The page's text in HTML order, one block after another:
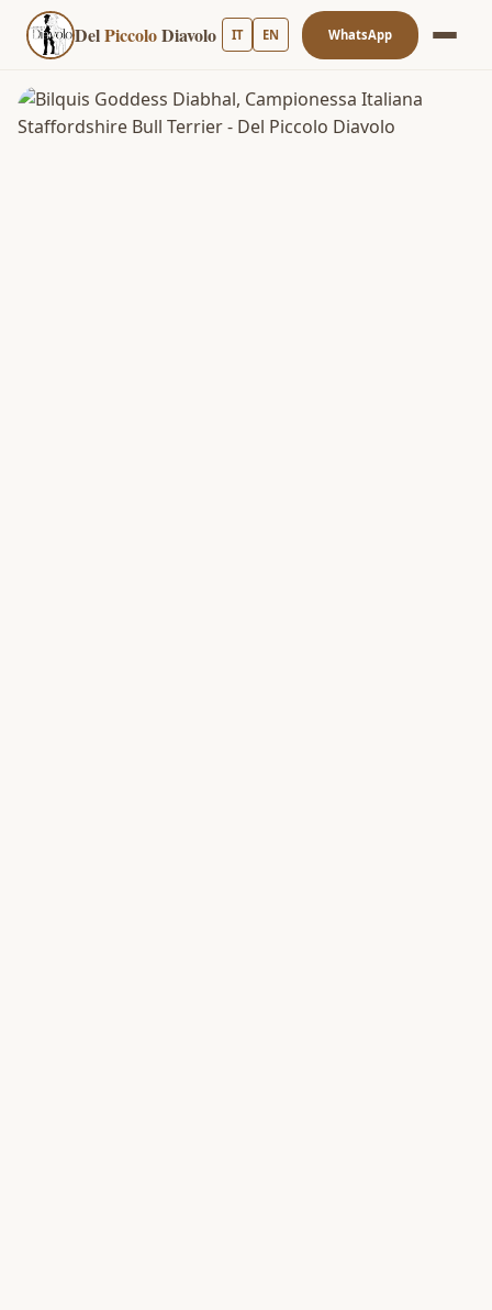
DelPiccoloDiavolo IT EN WhatsApp